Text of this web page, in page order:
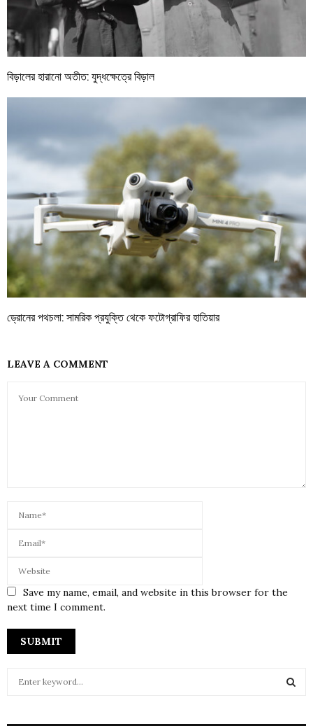
বিড়ালের হারানো অতীত: যুদ্ধক্ষেত্রে বিড়াল
ড্রোনের পথচলা: সামরিক প্রযুক্তি থেকে ফটোগ্রাফির হাতিয়ার
LEAVE A COMMENT
Save my name, email, and website in this browser for the
next time I comment.